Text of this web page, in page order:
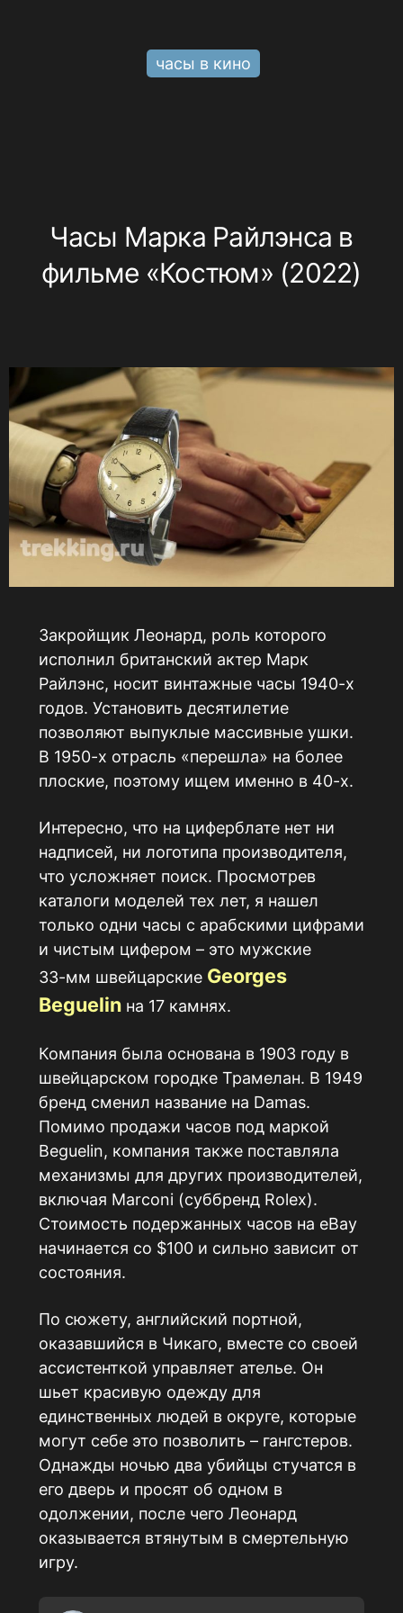
часы в кино
Часы Марка Райлэнса в
фильме «Костюм» (2022)
Закройщик Леонард, роль которого
исполнил британский актер Марк
Райлэнс, носит винтажные часы 1940-х
годов. Установить десятилетие
позволяют выпуклые массивные ушки.
В 1950-х отрасль «перешла» на более
плоские, поэтому ищем именно в 40-х.
Интересно, что на циферблате нет ни
надписей, ни логотипа производителя,
что усложняет поиск. Просмотрев
каталоги моделей тех лет, я нашел
только одни часы с арабскими цифрами
и чистым цифером – это мужские
33-мм швейцарские Georges
Beguelinна 17 камнях.
Компания была основана в 1903 году в
швейцарском городке Трамелан. В 1949
бренд сменил название на Damas.
Помимо продажи часов под маркой
Beguelin, компания также поставляла
механизмы для других производителей,
включая Marconi (суббренд Rolex).
Стоимость подержанных часов на eBay
начинается со $100 и сильно зависит от
состояния.
По сюжету, английский портной,
оказавшийся в Чикаго, вместе со своей
ассистенткой управляет ателье. Он
шьет красивую одежду для
единственных людей в округе, которые
могут себе это позволить – гангстеров.
Однажды ночью два убийцы стучатся в
его дверь и просят об одном в
одолжении, после чего Леонард
оказывается втянутым в смертельную
игру.